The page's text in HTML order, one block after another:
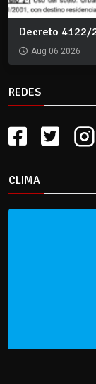
Decreto 4122/
Aug 06 2026
REDES
CLIMA